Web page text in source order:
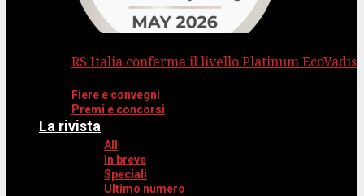
RS Italia conferma il livello Platinum EcoVadis
Fiere e convegni
Premi e concorsi
La rivista
All
In breve
Speciali
Ultimo numero